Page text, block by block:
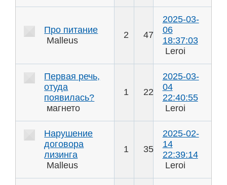
Про питание
Malleus
2 47
2025-03-
06
18:37:03
Leroi
Первая речь,
отуда
появилась?
магнето
1 22
2025-03-
04
22:40:55
Leroi
Нарушение
договора
лизинга
Malleus
1 35
2025-02-
14
22:39:14
Leroi